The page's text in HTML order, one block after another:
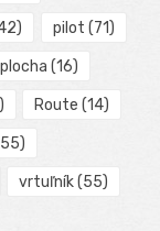
pilot (71)
plocha (16)
Route (14)
vrtuľník(55)